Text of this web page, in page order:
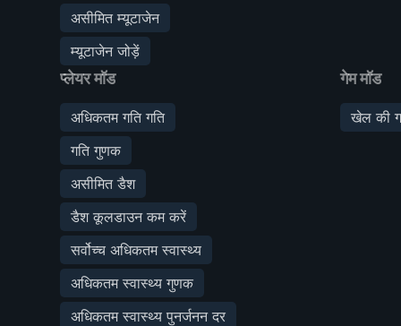
असीमित म्यूटाजेन
म्यूटाजेन जोड़ें
प्लेयर मॉड
अधिकतम गति गति
गति गुणक
असीमित डैश
डैश कूलडाउन कम करें
सर्वोच्च अधिकतम स्वास्थ्य
अधिकतम स्वास्थ्य गुणक
अधिकतम स्वास्थ्य पुनर्जनन दर
गेम मॉड
खेल की